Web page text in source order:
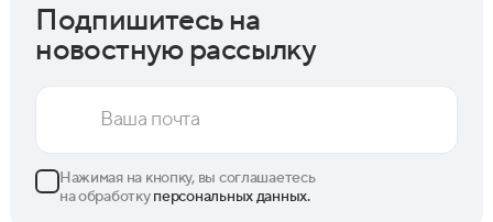
Подпишитесь на
новостную рассылку
Нажимая на кнопку, вы соглашаетесь
на обработкуперсональных данных.